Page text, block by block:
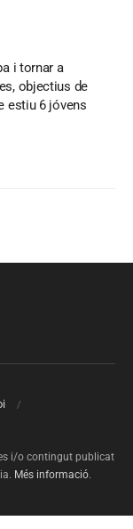
i tornar a
objectius de
estiu 6 jóvens
i/o contingut publicat
Més informació.